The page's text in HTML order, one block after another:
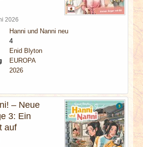
2026
Hanni und Nanni neu
4
Enid Blyton
EUROPA
2026
– Neue
3: Ein
auf